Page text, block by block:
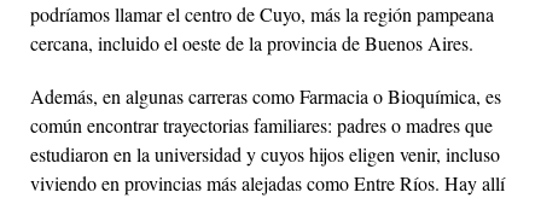
podríamos llamar el centro de Cuyo, más la región pampeana
cercana, incluido el oeste de la provincia de Buenos Aires.
Además, en algunas carreras como Farmacia o Bioquímica, es
común encontrar trayectorias familiares: padres o madres que
estudiaron en la universidad y cuyos hijos eligen venir, incluso
viviendo en provincias más alejadas como Entre Ríos. Hay allí